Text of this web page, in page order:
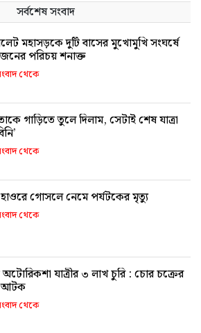
সর্বশেষ সংবাদ
মহাসড়কে দুটি বাসের মুখোমুখি সংঘর্ষে
পরিচয় শনাক্ত
থেকে
তুলে দিলাম, সেটাই শেষ যাত্রা
থেকে
হাওরে গোসলে নেমে পর্যটকের মৃত্যু
থেকে
যাত্রীর ৩ লাখ চুরি : চোর চক্রের
আটক
থেকে